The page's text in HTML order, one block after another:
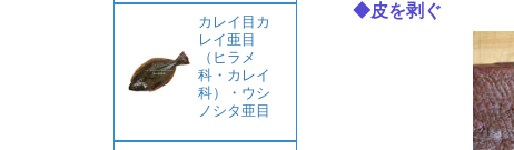
◆皮を剥ぐ
カレイ目カ
レイ亜目
（ヒラメ
科・カレイ
科）・ウシ
ノシタ亜目